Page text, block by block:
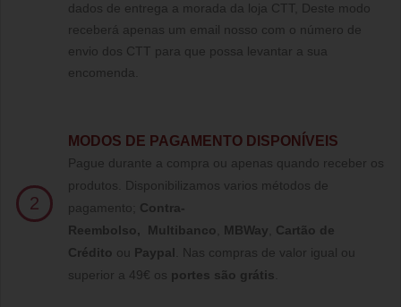
dados de entrega a morada da loja CTT, Deste modo
receberá apenas um email nosso com o número de
envio dos CTT para que possa levantar a sua
encomenda.
2
MODOS DE PAGAMENTO DISPONÍVEIS
Pague durante a compra ou apenas quando receber os
produtos. Disponibilizamos varios métodos de
pagamento; Contra-
Reembolso, Multibanco MBWay
Cartão de
Crédito ou Paypal
Nas compras de valor igual ou
superior a 49€ os portes são grátis